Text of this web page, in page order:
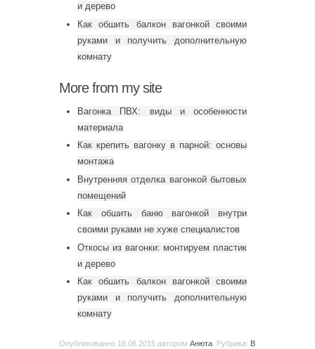
и дерево
Как обшить балкон вагонкой своими
руками и получить дополнительную
комнату
More from my site
Вагонка ПВХ: виды и особенности
материала
Как крепить вагонку в парной: основы
монтажа
Внутренняя отделка вагонкой бытовых
помещений
Как обшить баню вагонкой внутри
своими руками не хуже специалистов
Откосы из вагонки: монтируем пластик
и дерево
Как обшить балкон вагонкой своими
руками и получить дополнительную
комнату
Опубликованно 18.06.2015 автором Анюта . Рубрика: В